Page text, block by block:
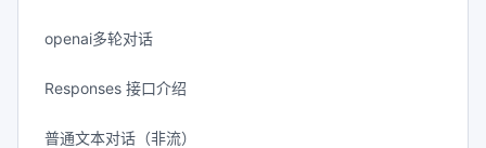
openai多轮对话
Responses 接口介绍
普通文本对话（非流）